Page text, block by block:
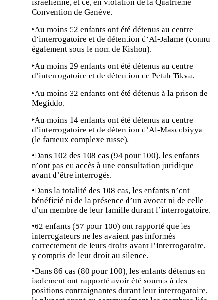
israélienne, et ce, en violation de la Quatrième
Convention de Genève.
‣Au moins 52 enfants ont été détenus au centre
d’interrogatoire et de détention d’Al-Jalame (connu
également sous le nom de Kishon).
‣Au moins 29 enfants ont été détenus au centre
d’interrogatoire et de détention de Petah Tikva.
‣Au moins 32 enfants ont été détenus à la prison de
Megiddo.
‣Au moins 14 enfants ont été détenus au centre
d’interrogatoire et de détention d’Al-Mascobiyya
(le fameux complexe russe).
•Dans 102 des 108 cas (94 pour 100), les enfants
n’ont pas eu accès à une consultation juridique
avant d’être interrogés.
•Dans la totalité des 108 cas, les enfants n’ont
bénéficié ni de la présence d’un avocat ni de celle
d’un membre de leur famille durant l’interrogatoire.
•62 enfants (57 pour 100) ont rapporté que les
interrogateurs ne les avaient pas informés
correctement de leurs droits avant l’interrogatoire,
y compris de leur droit au silence.
•Dans 86 cas (80 pour 100), les enfants détenus en
isolement ont rapporté avoir été soumis à des
positions contraignantes durant leur interrogatoire,